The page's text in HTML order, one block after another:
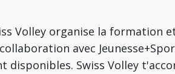
Volley organise la formation
avec
disponibles. Swiss Volley